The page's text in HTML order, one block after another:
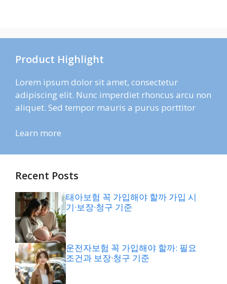
Product Highlight
Lorem ipsum dolor sit amet, consectetur
adipiscing elit. Nunc imperdiet rhoncus arcu non
aliquet. Sed tempor mauris a purus porttitor
Learn more
Recent Posts
태아보험 꼭 가입해야 할까 가입 시
기·보장·청구 기준
운전자보험 꼭 가입해야 할까: 필요
조건과 보장·청구 기준